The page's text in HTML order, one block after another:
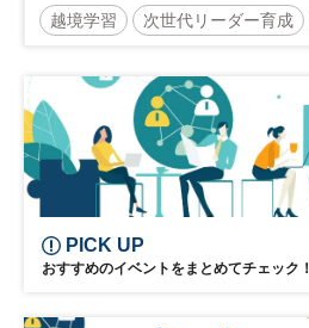
越境学習 次世代リーダー育成
リーダーシップ 新規事業
PICK UP
おすすめのイベントをまとめてチェック！